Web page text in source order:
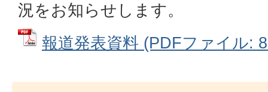
況をお知らせします。
報道発表資料 (PDFファイル: